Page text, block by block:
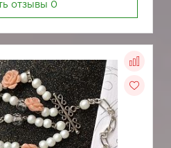
отзывы 0